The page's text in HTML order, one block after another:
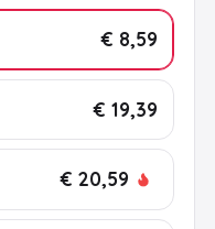
€ 8,59
€ 19,39
€ 20,59